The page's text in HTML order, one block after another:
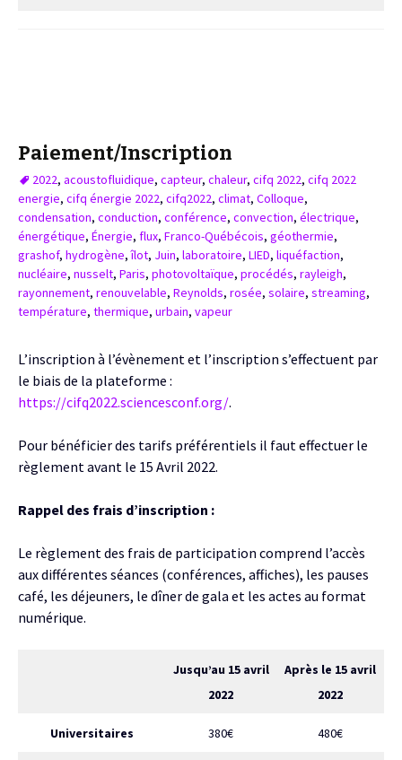
Paiement/Inscription
2022, acoustofluidique, capteur, chaleur, cifq 2022, cifq 2022
energie, cifq énergie 2022, cifq2022, climat, Colloque,
condensation, conduction, conférence, convection, électrique,
énergétique, Énergie, flux, Franco-Québécois, géothermie,
grashof, hydrogène,îlot, Juin, laboratoire, LIED, liquéfaction,
nucléaire, nusselt, Paris, photovoltaïque, procédés, rayleigh,
rayonnement, renouvelable, Reynolds, rosée, solaire, streaming,
température, thermique, urbain, vapeur
L’inscription à l’évènement et l’inscription s’effectuent par
le biais de la plateforme :
https://cifq2022.sciencesconf.org/.
Pour bénéficier des tarifs préférentiels il faut effectuer le
règlement avant le 15 Avril 2022.
Rappel des frais d’inscription :
Le règlement des frais de participation comprend l’accès
aux différentes séances (conférences, affiches), les pauses
café, les déjeuners, le dîner de gala et les actes au format
numérique.
Jusqu’au 15 avril
2022
Après le 15 avril
2022
Universitaires 380€ 480€